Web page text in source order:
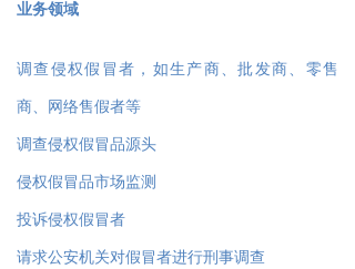
业务领域
调查侵权假冒者，如生产商、批发商、零售
商、网络售假者等
调查侵权假冒品源头
侵权假冒品市场监测
投诉侵权假冒者
请求公安机关对假冒者进行刑事调查